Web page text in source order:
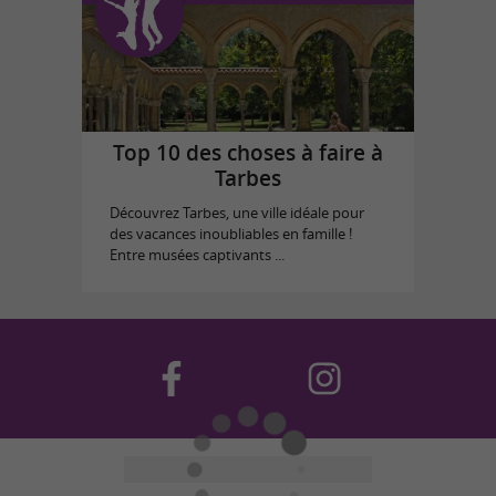
Top 10 des choses à faire à
Tarbes
Découvrez Tarbes, une ville idéale pour
des vacances inoubliables en famille !
Entre musées captivants ...